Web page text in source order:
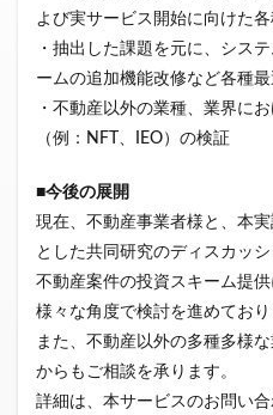
よび実サービス開始に向けた
・抽出した課題を元に、シス
ームの追加機能改修など各種
・不動産以外の業種、業界に
（例：NFT、IEO）の検証
■今後の展開
現在、不動産事業者様と、本
とした共同研究のディスカッ
不動産案件の投資スキーム提
様々な角度で検討を進めており
また、不動産以外の多種多様
からもご相談を承ります。
詳細は、本サービスのお問い